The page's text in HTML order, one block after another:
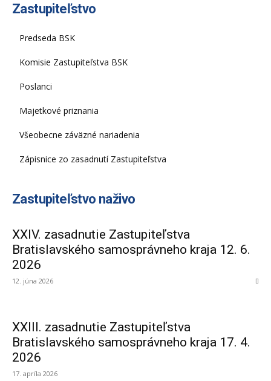
Zastupiteľstvo
Predseda BSK
Komisie Zastupiteľstva BSK
Poslanci
Majetkové priznania
Všeobecne záväzné nariadenia
Zápisnice zo zasadnutí Zastupiteľstva
Zastupiteľstvo naživo
XXIV. zasadnutie Zastupiteľstva
Bratislavského samosprávneho kraja 12. 6.
2026
12. júna 2026
XXIII. zasadnutie Zastupiteľstva
Bratislavského samosprávneho kraja 17. 4.
2026
17. apríla 2026